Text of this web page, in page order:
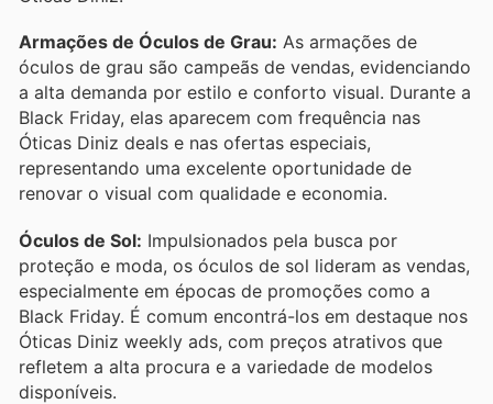
Armações de Óculos de Grau: As armações de
óculos de grau são campeãs de vendas, evidenciando
a alta demanda por estilo e conforto visual. Durante a
Black Friday, elas aparecem com frequência nas
Óticas Diniz deals e nas ofertas especiais,
representando uma excelente oportunidade de
renovar o visual com qualidade e economia.
Óculos de Sol: Impulsionados pela busca por
proteção e moda, os óculos de sol lideram as vendas,
especialmente em épocas de promoções como a
Black Friday. É comum encontrá-los em destaque nos
Óticas Diniz weekly ads, com preços atrativos que
refletem a alta procura e a variedade de modelos
disponíveis.